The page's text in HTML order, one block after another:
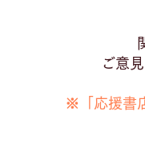
ご意
​※「応援書